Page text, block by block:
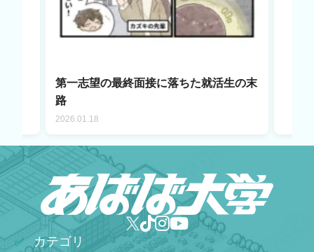
第一志望の最終面接に落ちた就活生の末
路
2026.01.18
✅ カテゴリ